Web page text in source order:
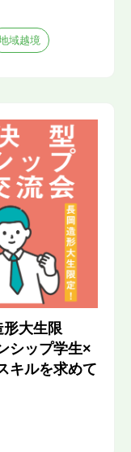
域越境
形大生限
シップ学生×
キルを求めて